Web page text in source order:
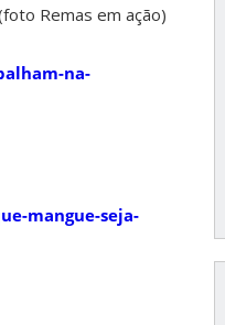
Remas em ação)
na-
mangue-seja-